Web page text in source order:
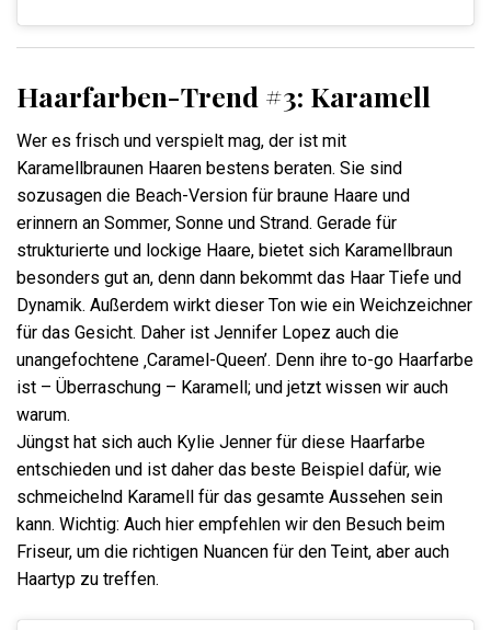
Haarfarben-Trend #3: Karamell
Wer es frisch und verspielt mag, der ist mit
Karamellbraunen Haaren bestens beraten. Sie sind
sozusagen die Beach-Version für braune Haare und
erinnern an Sommer, Sonne und Strand. Gerade für
strukturierte und lockige Haare, bietet sich Karamellbraun
besonders gut an, denn dann bekommt das Haar Tiefe und
Dynamik. Außerdem wirkt dieser Ton wie ein Weichzeichner
für das Gesicht. Daher ist Jennifer Lopez auch die
unangefochtene ‚Caramel-Queen’. Denn ihre to-go Haarfarbe
ist – Überraschung – Karamell; und jetzt wissen wir auch
warum.
Jüngst hat sich auch Kylie Jenner für diese Haarfarbe
entschieden und ist daher das beste Beispiel dafür, wie
schmeichelnd Karamell für das gesamte Aussehen sein
kann. Wichtig: Auch hier empfehlen wir den Besuch beim
Friseur, um die richtigen Nuancen für den Teint, aber auch
Haartyp zu treffen.